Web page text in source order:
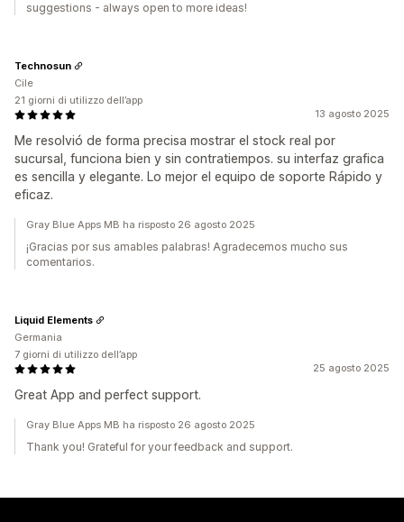
suggestions - always open to more ideas!
13 agosto 2025
Me resolvió de forma precisa mostrar el stock real por
sucursal, funciona bien y sin contratiempos. su interfaz grafica
es sencilla y elegante. Lo mejor el equipo de soporte Rápido y
eficaz.
Technosun
Cile
21 giorni di utilizzo dell’app
Gray Blue Apps MB ha risposto 26 agosto 2025
¡Gracias por sus amables palabras! Agradecemos mucho sus
comentarios.
25 agosto 2025
Great App and perfect support.
Liquid Elements
Germania
7 giorni di utilizzo dell’app
Gray Blue Apps MB ha risposto 26 agosto 2025
Thank you! Grateful for your feedback and support.